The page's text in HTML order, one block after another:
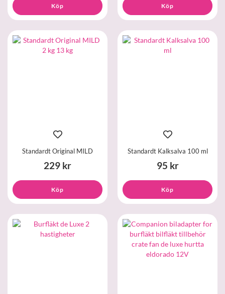
Köp Köp
Standardt Original MILD
229 kr
Köp
Standardt Kalksalva 100 ml
95 kr
Köp